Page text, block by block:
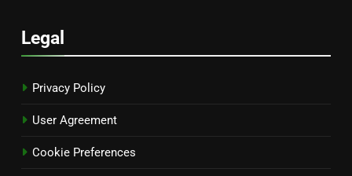
Legal
Privacy Policy
User Agreement
Cookie Preferences